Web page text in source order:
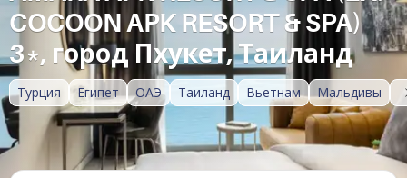
Турция Египет ОАЭ Таиланд Вьетнам Мальдивы
COCOON APK RESORT & SPA)
3*, город Пхукет, Таиланд